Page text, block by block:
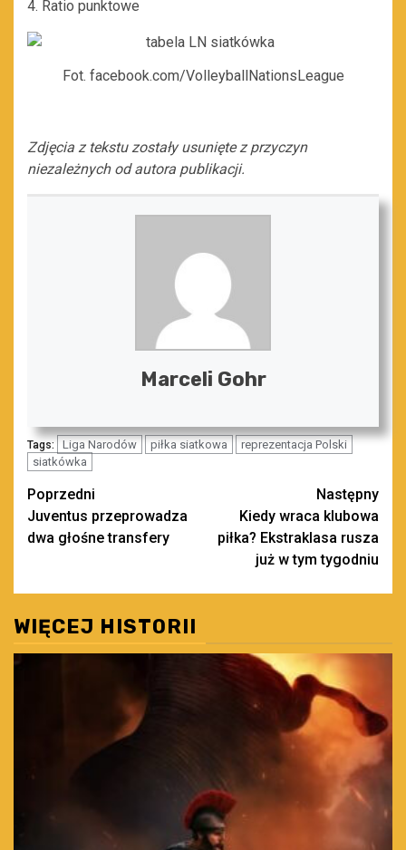
4. Ratio punktowe
Fot. facebook.com/VolleyballNationsLeague
Zdjęcia z tekstu zostały usunięte z przyczyn
niezależnych od autora publikacji.
Marceli Gohr
Tags: Liga Narodów piłka siatkowa
reprezentacja Polski
siatkówka
Zobacz
wpisy
Poprzedni
Juventus przeprowadza
dwa głośne transfery
Następny
Kiedy wraca klubowa
piłka? Ekstraklasa rusza
już w tym tygodniu
WIĘCEJ HISTORII